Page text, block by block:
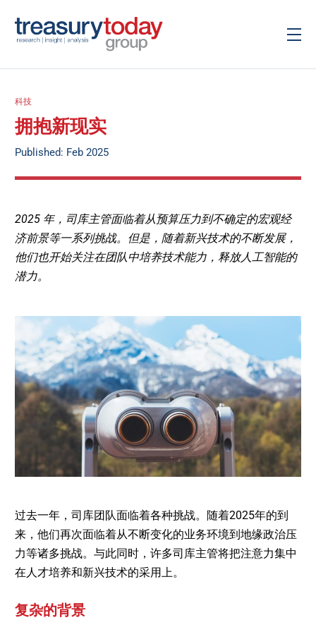
科技
拥抱新现实
Published: Feb 2025
2025 年，司库主管面临着从预算压力到不确定的宏观经
济前景等一系列挑战。但是，随着新兴技术的不断发展，
他们也开始关注在团队中培养技术能力，释放人工智能的
潜力。
过去一年，司库团队面临着各种挑战。随着2025年的到
来，他们再次面临着从不断变化的业务环境到地缘政治压
力等诸多挑战。与此同时，许多司库主管将把注意力集中
在人才培养和新兴技术的采用上。
复杂的背景